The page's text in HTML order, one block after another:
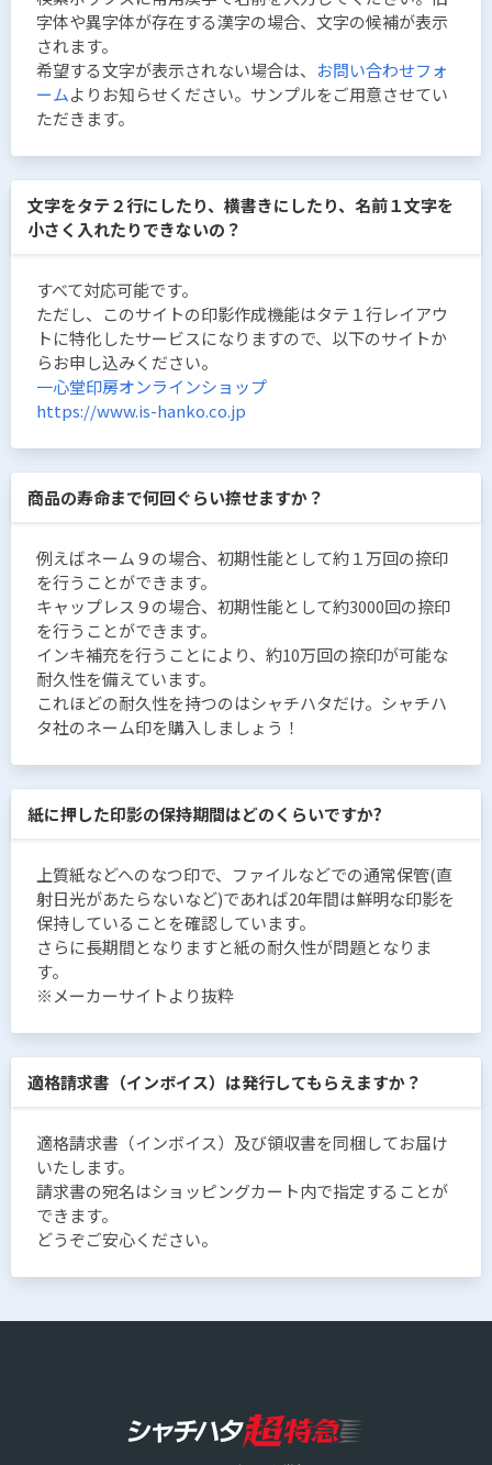
字体や異字体が存在する漢字の場合、文字の候補が表示
されます。
希望する文字が表示されない場合は、 お問い合わせフォ
ームよりお知らせください。サンプルをご用意させてい
ただきます。
文字をタテ２行にしたり、横書きにしたり、名前１文字を
小さく入れたりできないの？
すべて対応可能です。
ただし、このサイトの印影作成機能はタテ１行レイアウ
トに特化したサービスになりますので、以下のサイトか
らお申し込みください。
一心堂印房オンラインショップ
https://www.is-hanko.co.jp
商品の寿命まで何回ぐらい捺せますか？
例えばネーム９の場合、初期性能として約１万回の捺印
を行うことができます。
キャップレス９の場合、初期性能として約3000回の捺印
を行うことができます。
インキ補充を行うことにより、約10万回の捺印が可能な
耐久性を備えています。
これほどの耐久性を持つのはシャチハタだけ。シャチハ
タ社のネーム印を購入しましょう！
紙に押した印影の保持期間はどのくらいですか?
上質紙などへのなつ印で、ファイルなどでの通常保管(直
射日光があたらないなど)であれば20年間は鮮明な印影を
保持していることを確認しています。
さらに長期間となりますと紙の耐久性が問題となりま
す。
※メーカーサイトより抜粋
適格請求書（インボイス）は発行してもらえますか？
適格請求書（インボイス）及び領収書を同梱してお届け
いたします。
請求書の宛名はショッピングカート内で指定することが
できます。
どうぞご安心ください。